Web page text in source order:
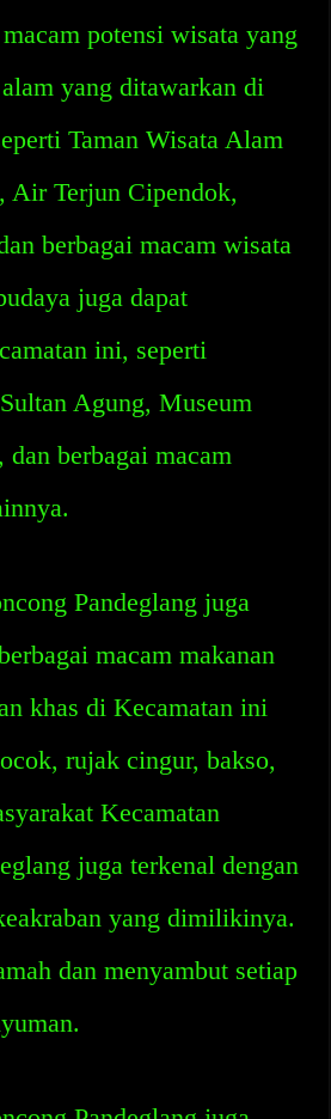
potensi wisata yang
yang ditawarkan di
Taman Wisata Alam
Air Terjun Cipendok,
berbagai macam wisata
juga dapat
ini, seperti
Agung, Museum
dan berbagai macam
Pandeglang juga
macam makanan
khas di Kecamatan ini
rujak cingur, bakso,
Kecamatan
juga terkenal dengan
yang dimilikinya.
dan menyambut setiap